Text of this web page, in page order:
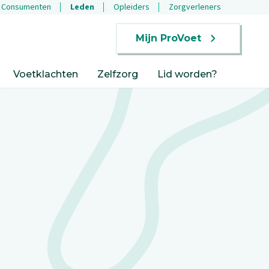
Consumenten Leden Opleiders Zorgverleners
Mijn ProVoet
Voetklachten Zelfzorg Lid worden?